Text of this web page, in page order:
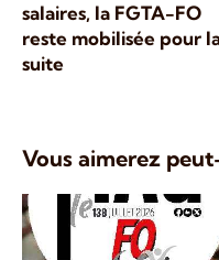
salaires, la FGTA-FO
reste mobilisée pour
suite
Vous aimerez